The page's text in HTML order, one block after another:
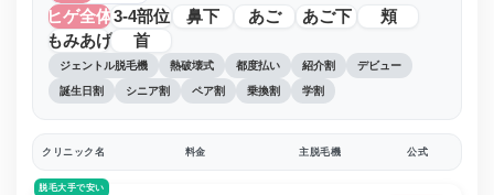
ヒゲ全体3-4部位 鼻下 あご あご下
頬
もみあげ
首
ジェントル脱毛機 熱破壊式 都度払い 紹介割 デビュー
誕生日割 シニア割 ペア割 乗換割 学割
クリニック名 料金 主脱毛機 公式
脱毛大手で安い